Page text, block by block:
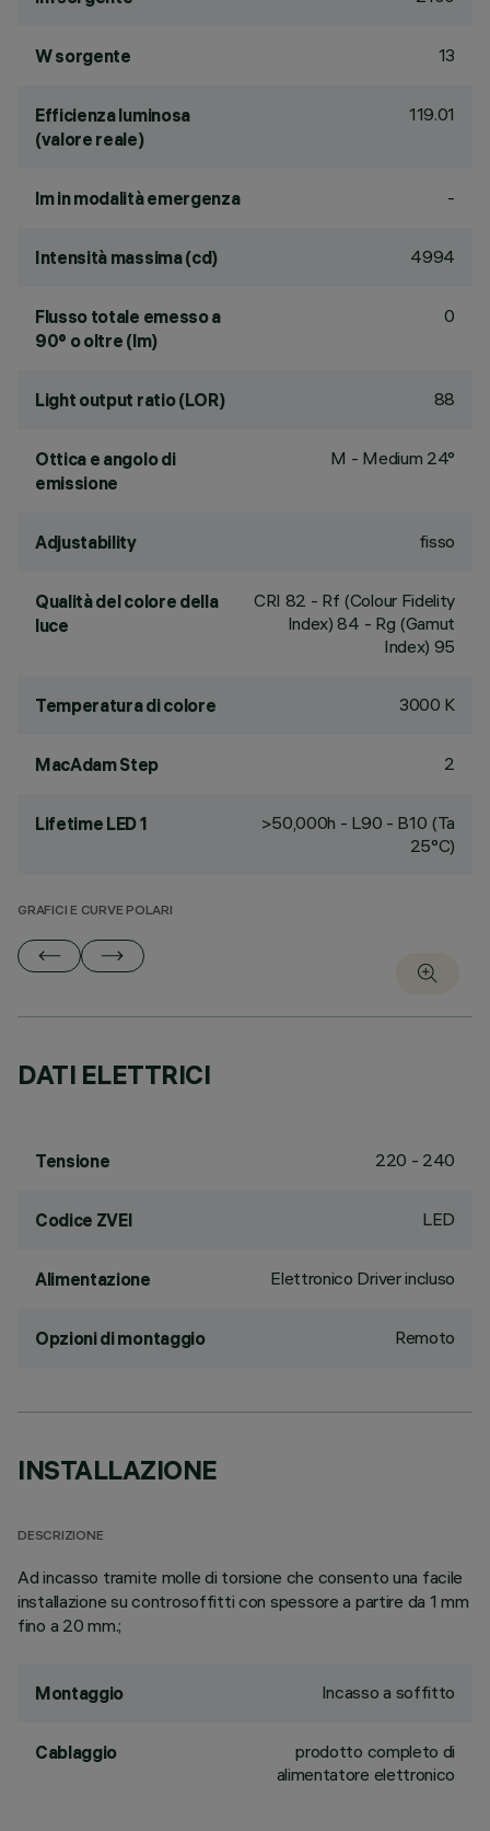
W sorgente 13
Efficienza luminosa
(valore reale)
119.01
lm in modalità emergenza -
Intensità massima (cd) 4994
Flusso totale emesso a
90° o oltre (lm)
0
Light output ratio (LOR) 88
Ottica e angolo di
emissione
M - Medium 24°
Adjustability fisso
Qualità del colore della
luce
CRI 82 - Rf (Colour Fidelity
Index) 84 - Rg (Gamut
Index) 95
Temperatura di colore 3000 K
MacAdam Step 2
Lifetime LED 1
>50,000h - L90 - B10 (Ta
25°C)
GRAFICI E CURVE POLARI
DATI ELETTRICI
Tensione 220 - 240
Codice ZVEI LED
Alimentazione Elettronico Driver incluso
Opzioni di montaggio Remoto
INSTALLAZIONE
DESCRIZIONE
Ad incasso tramite molle di torsione che consento una facile
installazione su controsoffitti con spessore a partire da 1 mm
fino a 20 mm.;
Montaggio Incasso a soffitto
Cablaggio
prodotto completo di
alimentatore elettronico